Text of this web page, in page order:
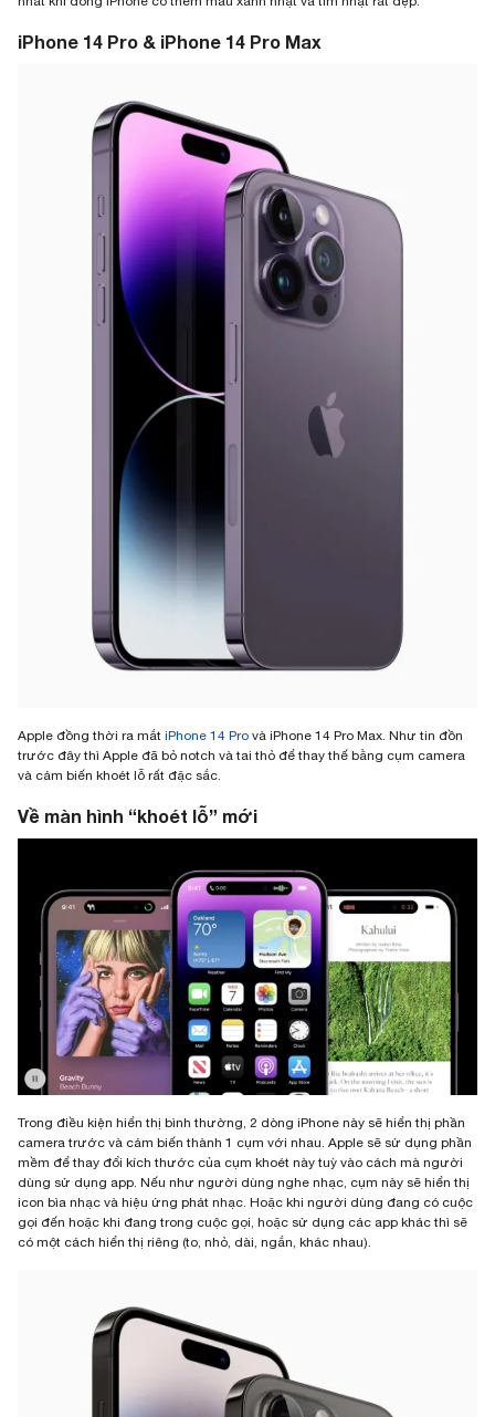
iPhone 14 Pro & iPhone 14 Pro Max
Apple đồng thời ra mắt iPhone 14 Pro và iPhone 14 Pro Max. Như tin đồn
trước đây thì Apple đã bỏ notch và tai thỏ để thay thế bằng cụm camera
và cảm biến khoét lỗ rất đặc sắc.
Về màn hình “khoét lỗ” mới
Trong điều kiện hiển thị bình thường, 2 dòng iPhone này sẽ hiển thị phần
camera trước và cảm biến thành 1 cụm với nhau. Apple sẽ sử dụng phần
mềm để thay đổi kích thước của cụm khoét này tuỳ vào cách mà người
dùng sử dụng app. Nếu như người dùng nghe nhạc, cụm này sẽ hiển thị
icon bìa nhạc và hiệu ứng phát nhạc. Hoặc khi người dùng đang có cuộc
gọi đến hoặc khi đang trong cuộc gọi, hoặc sử dụng các app khác thì sẽ
có một cách hiển thị riêng (to, nhỏ, dài, ngắn, khác nhau).